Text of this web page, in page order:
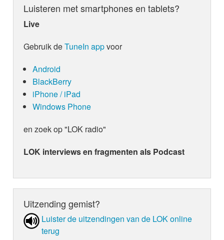
Luisteren met smartphones en tablets?
Live
Gebruik deTuneIn appvoor
Android
BlackBerry
iPhone / iPad
Windows Phone
en zoek op "LOK radio"
LOK interviews en fragmenten als Podcast
Uitzending gemist?
Luister de uit­zen­din­gen van de LOK online
terug